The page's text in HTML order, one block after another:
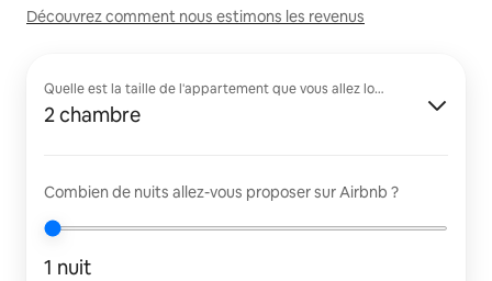
Découvrez comment nous estimons les revenus
Quelle est la taille de l'appartement que vous allez louer ?
2 chambre
Combien de nuits allez-vous proposer sur Airbnb ?
1 nuit